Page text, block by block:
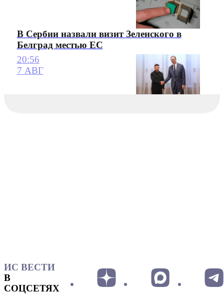
В Сербии назвали визит Зеленского в
Белград местью ЕС
20:56
7 АВГ
ИС ВЕСТИ
В
СОЦСЕТЯХ